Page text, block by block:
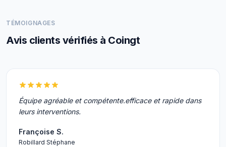
TÉMOIGNAGES
Avis clients vérifiés à Coingt
Équipe agréable et compétente.efficace et rapide dans
leurs interventions.
Françoise S.
Robillard Stéphane